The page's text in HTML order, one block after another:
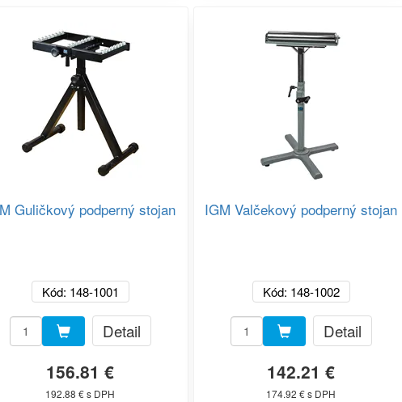
Guličkový podperný stojan
Kód: 148-1001
Detail
156.81 €
192.88 € s DPH
IGM Valčekový podperný stojan
Kód: 148-1002
Detail
142.21 €
174.92 € s DPH